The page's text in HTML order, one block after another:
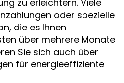
zu erleichtern. Viele
oder spezielle
die es Ihnen
über mehrere Monate
Sie sich auch über
für energieeffiziente